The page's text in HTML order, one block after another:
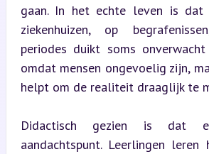
gaan. In het echte leven is dat
ziekenhuizen, op
periodes duikt soms
omdat mensen ongevoelig zijn,
helpt om de realiteit draaglijk te
Didactisch gezien is dat
aandachtspunt. Leerlingen